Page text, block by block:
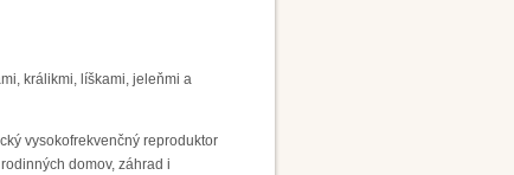
králikmi, líškami, jeleňmi a
vysokofrekvenčný reproduktor
domov, záhrad i